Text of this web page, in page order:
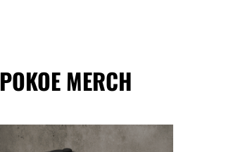
POKOE MERCH